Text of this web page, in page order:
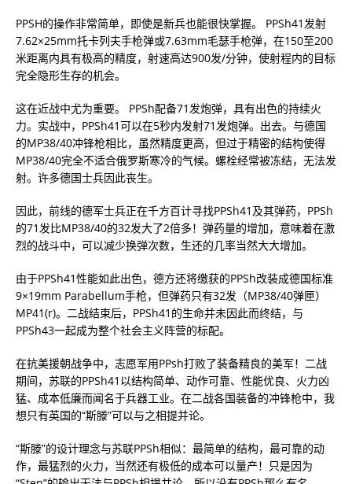
PPSH的操作非常简单，即使是新兵也能很快掌握。 PPSh41发射
7.62×25mm托卡列夫手枪弹或7.63mm毛瑟手枪弹，在150至200
米距离内具有极高的精度，射速高达900发/分钟，使射程内的目标
完全隐形生存的机会。
这在近战中尤为重要。 PPSh配备71发炮弹，具有出色的持续火
力。实战中，PPSh41可以在5秒内发射71发炮弹。出去。与德国
的MP38/40冲锋枪相比，虽然精度更高，但过于精密的结构使得
MP38/40完全不适合俄罗斯寒冷的气候。螺栓经常被冻结，无法发
射。许多德国士兵因此丧生。
因此，前线的德军士兵正在千方百计寻找PPSh41及其弹药，PPSh
的71发比MP38/40的32发大了2倍多！弹药量的增加，意味着在激
烈的战斗中，可以减少换弹次数，生还的几率当然大大增加。
由于PPSh41性能如此出色，德方还将缴获的PPSh改装成德国标准
9×19mm Parabellum手枪，但弹药只有32发（MP38/40弹匣）
MP41(r)。二战结束后，PPSh41的生命并未因此而终结，与
PPSh43一起成为整个社会主义阵营的标配。
在抗美援朝战争中，志愿军用PPsh打败了装备精良的美军！二战
期间，苏联的PPSh41以结构简单、动作可靠、性能优良、火力凶
猛、成本低廉而闻名于兵器工业。在二战各国装备的冲锋枪中，我
想只有英国的“斯滕”可以与之相提并论。
“斯滕”的设计理念与苏联PPSh相似：最简单的结构，最可靠的动
作，最猛烈的火力，当然还有极低的成本可以量产！只是因为